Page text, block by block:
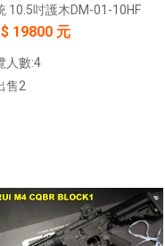
準AOG】17x17 牛皮靶紙(20
張) 射擊靶紙 加厚 厚版3mm
遊戲 專用靶紙 BB彈 射擊靶
練習靶紙
元
10.5吋護木DM-01-10HF
19800 元
人數:4
售2